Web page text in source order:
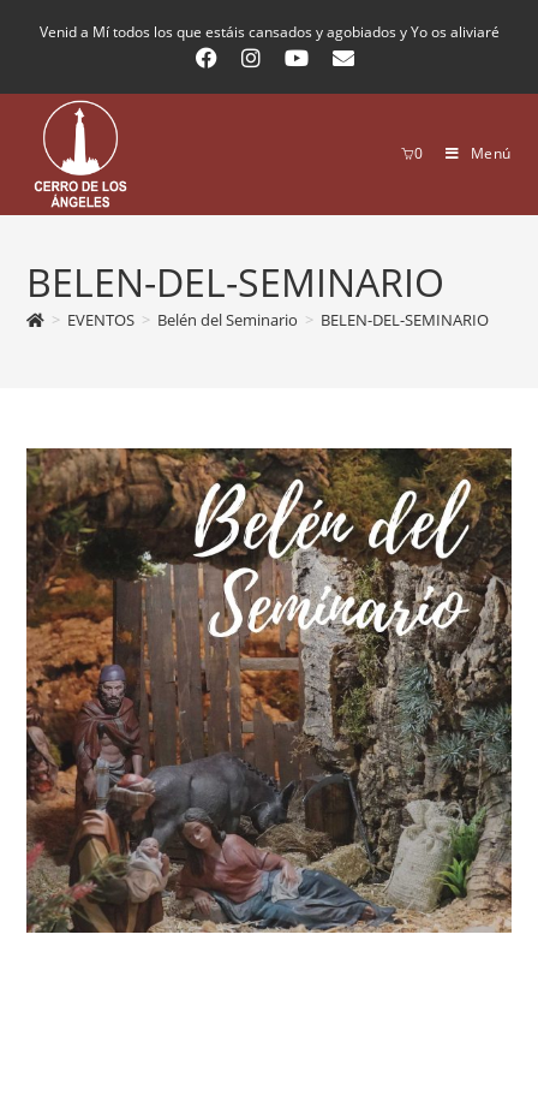
Venid a Mí todos los que estáis cansados y agobiados y Yo os aliviaré
0 Menú
BELEN-DEL-SEMINARIO
> EVENTOS > Belén del Seminario > BELEN-DEL-SEMINARIO